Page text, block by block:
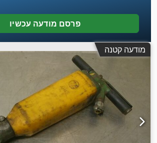
פרסם מודעה עכשיו
מודעה קטנה